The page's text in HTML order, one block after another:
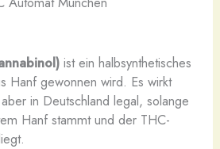
ist ein halbsynthetisches
Hanf gewonnen wird. Es wirkt
in Deutschland legal, solange
Hanf stammt und der THC-